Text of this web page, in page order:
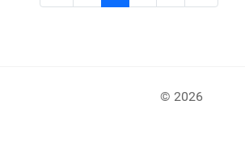
© 2026